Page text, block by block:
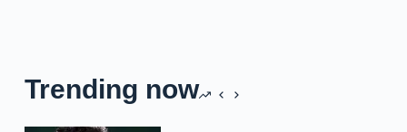
Trending now